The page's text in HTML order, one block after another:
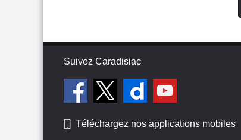
Suivez Caradisiac
Téléchargez nos applications mobiles